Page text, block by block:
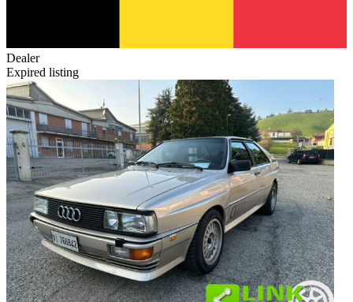
Dealer
Expired listing